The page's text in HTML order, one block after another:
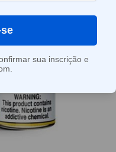
sua inscrição e